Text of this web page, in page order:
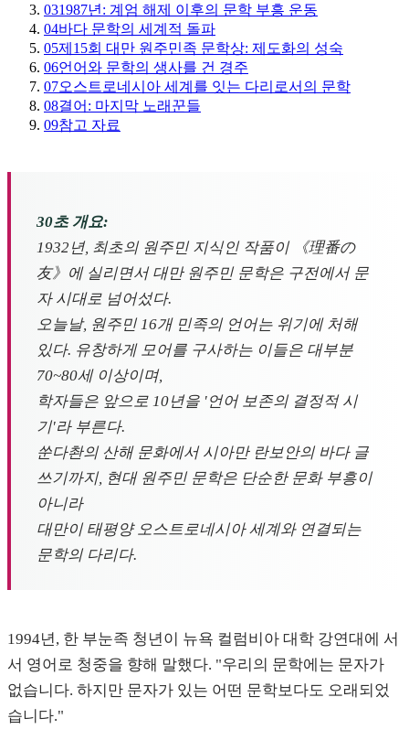
031987년: 계엄 해제 이후의 문학 부흥 운동
04바다 문학의 세계적 돌파
05제15회 대만 원주민족 문학상: 제도화의 성숙
06언어와 문학의 생사를 건 경주
07오스트로네시아 세계를 잇는 다리로서의 문학
08결어: 마지막 노래꾼들
09참고 자료
30초 개요:
1932년, 최초의 원주민 지식인 작품이 《理番の
友》에 실리면서 대만 원주민 문학은 구전에서 문
자 시대로 넘어섰다.
오늘날, 원주민 16개 민족의 언어는 위기에 처해
있다. 유창하게 모어를 구사하는 이들은 대부분
70~80세 이상이며,
학자들은 앞으로 10년을 '언어 보존의 결정적 시
기'라 부른다.
쑨다촨의 산해 문화에서 시아만 란보안의 바다 글
쓰기까지, 현대 원주민 문학은 단순한 문화 부흥이
아니라
대만이 태평양 오스트로네시아 세계와 연결되는
문학의 다리다.
1994년, 한 부눈족 청년이 뉴욕 컬럼비아 대학 강연대에 서
서 영어로 청중을 향해 말했다. "우리의 문학에는 문자가
없습니다. 하지만 문자가 있는 어떤 문학보다도 오래되었
습니다."